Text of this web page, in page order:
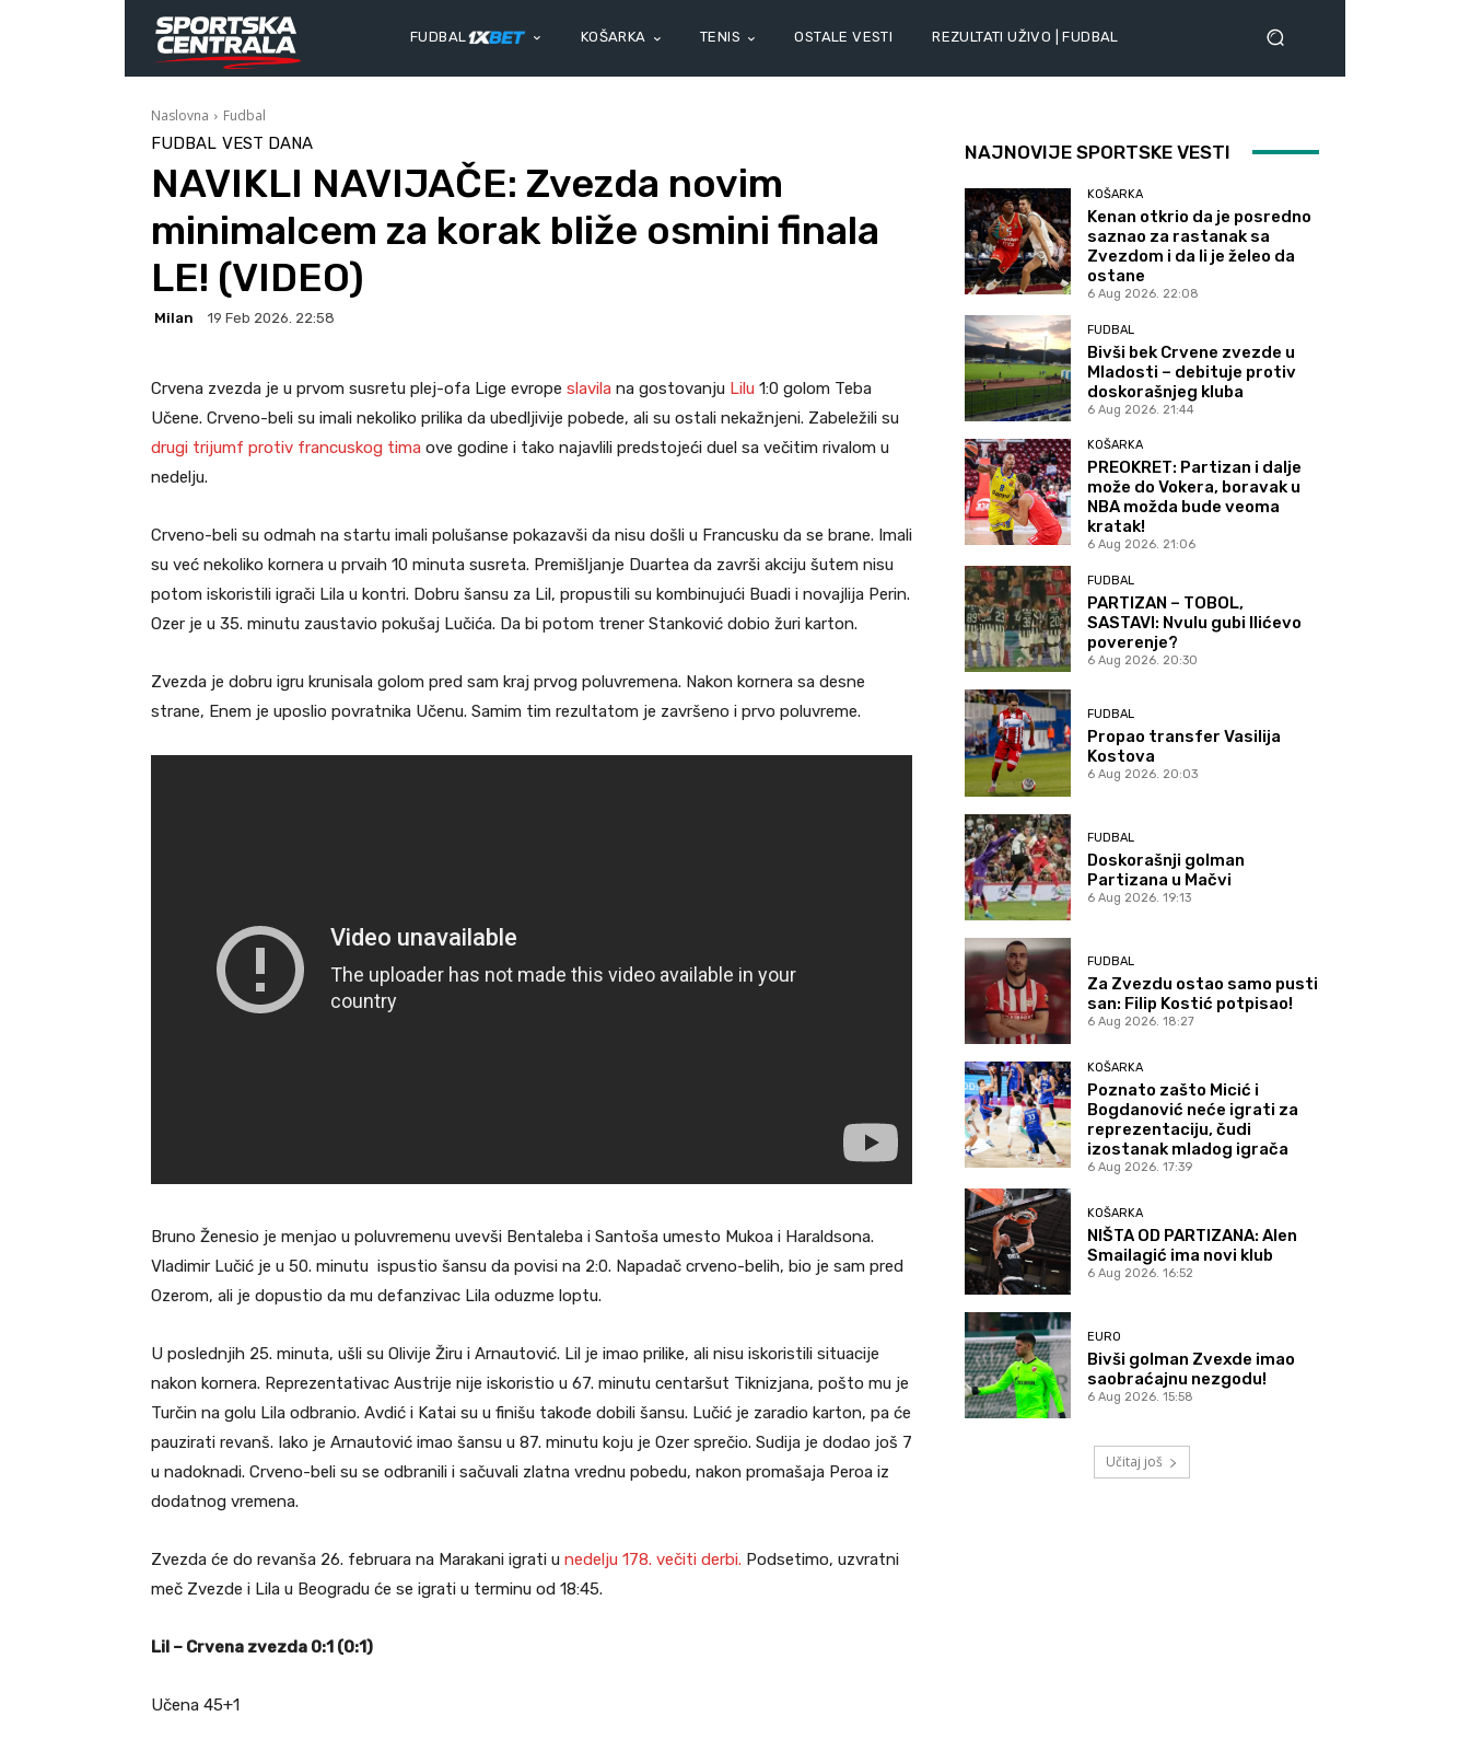
FUDBAL KOŠARKA TENIS OSTALE VESTI REZULTATI UŽIVO | FUDBAL
Naslovna Fudbal
FUDBAL VEST DANA
NAVIKLI NAVIJAČE: Zvezda novim
minimalcem za korak bliže osmini finala
LE! (VIDEO)
Milan 19 Feb 2026. 22:58
Crvena zvezda je u prvom susretu plej-ofa Lige evrope slavila na gostovanju Lilu 1:0 golom Teba
Učene. Crveno-beli su imali nekoliko prilika da ubedljivije pobede, ali su ostali nekažnjeni. Zabeležili su
drugi trijumf protiv francuskog tima ove godine i tako najavlili predstojeći duel sa večitim rivalom u
nedelju.
Crveno-beli su odmah na startu imali polušanse pokazavši da nisu došli u Francusku da se brane. Imali
su već nekoliko kornera u prvaih 10 minuta susreta. Premišljanje Duartea da završi akciju šutem nisu
potom iskoristili igrači Lila u kontri. Dobru šansu za Lil, propustili su kombinujući Buadi i novajlija Perin.
Ozer je u 35. minutu zaustavio pokušaj Lučića. Da bi potom trener Stanković dobio žuri karton.
Zvezda je dobru igru krunisala golom pred sam kraj prvog poluvremena. Nakon kornera sa desne
strane, Enem je uposlio povratnika Učenu. Samim tim rezultatom je završeno i prvo poluvreme.
Bruno Ženesio je menjao u poluvremenu uvevši Bentaleba i Santoša umesto Mukoa i Haraldsona.
Vladimir Lučić je u 50. minutu ispustio šansu da povisi na 2:0. Napadač crveno-belih, bio je sam pred
Ozerom, ali je dopustio da mu defanzivac Lila oduzme loptu.
U poslednjih 25. minuta, ušli su Olivije Žiru i Arnautović. Lil je imao prilike, ali nisu iskoristili situacije
nakon kornera. Reprezentativac Austrije nije iskoristio u 67. minutu centaršut Tiknizjana, pošto mu je
Turčin na golu Lila odbranio. Avdić i Katai su u finišu takođe dobili šansu. Lučić je zaradio karton, pa će
pauzirati revanš. Iako je Arnautović imao šansu u 87. minutu koju je Ozer sprečio. Sudija je dodao još 7
u nadoknadi. Crveno-beli su se odbranili i sačuvali zlatna vrednu pobedu, nakon promašaja Peroa iz
dodatnog vremena.
Zvezda će do revanša 26. februara na Marakani igrati u nedelju 178. večiti derbi. Podsetimo, uzvratni
meč Zvezde i Lila u Beogradu će se igrati u terminu od 18:45.
Lil – Crvena zvezda 0:1 (0:1)
Učena 45+1
NAJNOVIJE SPORTSKE VESTI
KOŠARKA
Kenan otkrio da je posredno
saznao za rastanak sa
Zvezdom i da li je želeo da
ostane
6 Aug 2026. 22:08
FUDBAL
Bivši bek Crvene zvezde u
Mladosti – debituje protiv
doskorašnjeg kluba
6 Aug 2026. 21:44
KOŠARKA
PREOKRET: Partizan i dalje
može do Vokera, boravak u
NBA možda bude veoma
kratak!
6 Aug 2026. 21:06
FUDBAL
PARTIZAN – TOBOL,
SASTAVI: Nvulu gubi Ilićevo
poverenje?
6 Aug 2026. 20:30
FUDBAL
Propao transfer Vasilija
Kostova
6 Aug 2026. 20:03
FUDBAL
Doskorašnji golman
Partizana u Mačvi
6 Aug 2026. 19:13
FUDBAL
Za Zvezdu ostao samo pusti
san: Filip Kostić potpisao!
6 Aug 2026. 18:27
KOŠARKA
Poznato zašto Micić i
Bogdanović neće igrati za
reprezentaciju, čudi
izostanak mladog igrača
6 Aug 2026. 17:39
KOŠARKA
NIŠTA OD PARTIZANA: Alen
Smailagić ima novi klub
6 Aug 2026. 16:52
EURO
Bivši golman Zvexde imao
saobraćajnu nezgodu!
6 Aug 2026. 15:58
Učitaj još